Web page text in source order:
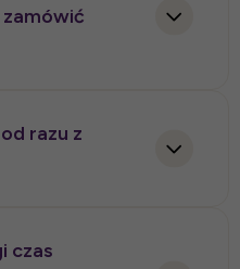
formie rolowanej, jeśli
Wszystkie produkty
razu z
oraz komfortu
czas